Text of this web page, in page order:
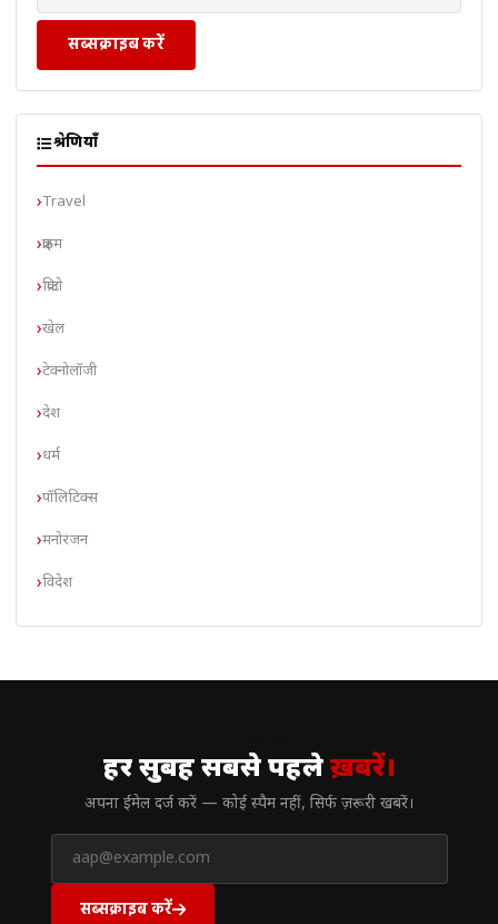
सब्सक्राइब करें
श्रेणियाँ
Travel
क्राइम
क्रिप्टो
खेल
टेक्नोलॉजी
देश
धर्म
पॉलिटिक्स
मनोरंजन
विदेश
हर सुबह सबसे पहलेख़बरें।
अपना ईमेल दर्ज करें — कोई स्पैम नहीं, सिर्फ ज़रूरी खबरें।
सब्सक्राइब करें